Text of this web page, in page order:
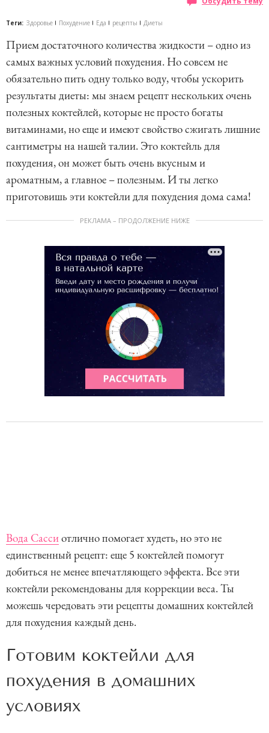
Теги: Здоровье Похудение Еда рецепты Диеты
Прием достаточного количества жидкости – одно из
самых важных условий похудения. Но совсем не
обязательно пить одну только воду, чтобы ускорить
результаты диеты: мы знаем рецепт нескольких очень
полезных коктейлей, которые не просто богаты
витаминами, но еще и имеют свойство сжигать лишние
сантиметры на нашей талии. Это коктейль для
похудения, он может быть очень вкусным и
ароматным, а главное – полезным. И ты легко
приготовишь эти коктейли для похудения дома сама!
РЕКЛАМА – ПРОДОЛЖЕНИЕ НИЖЕ
Вода Сассиотлично помогает худеть, но это не
единственный рецепт: еще 5 коктейлей помогут
добиться не менее впечатляющего эффекта. Все эти
коктейли рекомендованы для коррекции веса. Ты
можешь чередовать эти рецепты домашних коктейлей
для похудения каждый день.
Готовим коктейли для
похудения в домашних
условиях